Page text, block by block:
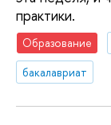
практики.
Образование
бакалавриат